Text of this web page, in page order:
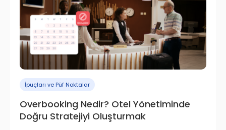
İpuçları ve Püf Noktalar
Overbooking Nedir? Otel Yönetiminde
Doğru Stratejiyi Oluşturmak